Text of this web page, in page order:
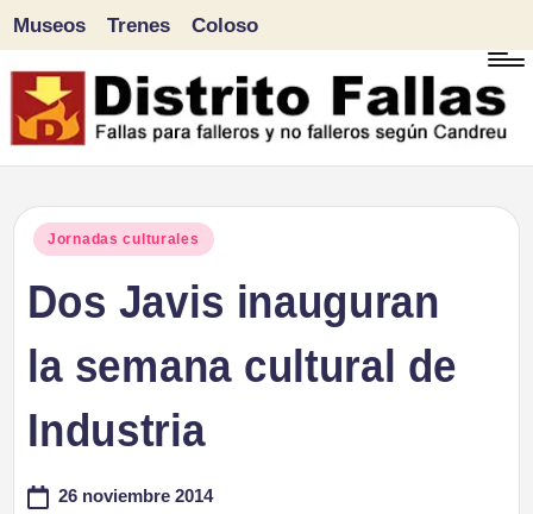
Saltar
al
Museos Trenes Coloso
Publicado
Jornadas culturales
Dos Javis inauguran
la semana cultural de
Industria
26 noviembre 2014